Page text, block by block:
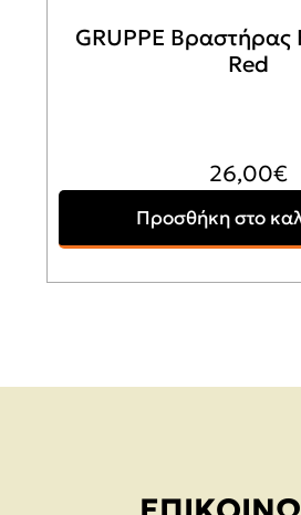
GRUPPE Βραστήρας
Red
26,00€
Προσθήκη στο